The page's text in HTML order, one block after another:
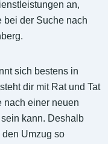
an,
bei der Suche nach
sich bestens in
dir mit Rat und Tat
nach einer neuen
kann. Deshalb
Umzug so